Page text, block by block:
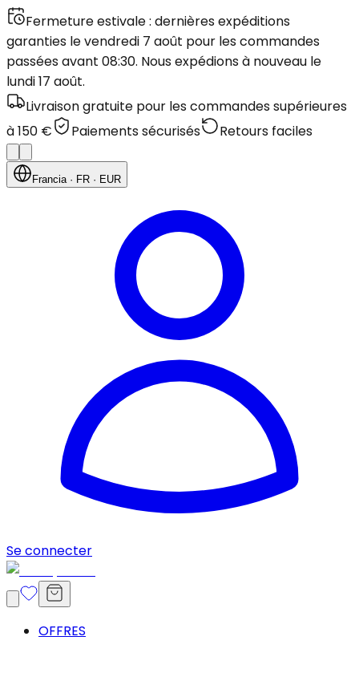
Fermeture estivale : dernières expéditions
garanties le vendredi 7 août pour les commandes
passées avant 08:30. Nous expédions à nouveau le
lundi 17 août.
Livraison gratuite pour les commandes supérieures
à 150 €
Paiements sécurisés Retours faciles
Francia· FR · EUR
Se connecter
OFFRES